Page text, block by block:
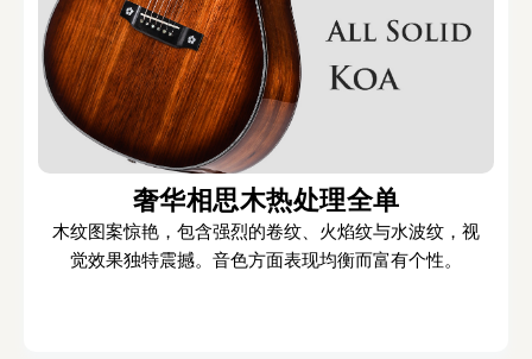
奢华相思木热处理全单
木纹图案惊艳，包含强烈的卷纹、火焰纹与水波纹，视
觉效果独特震撼。音色方面表现均衡而富有个性。